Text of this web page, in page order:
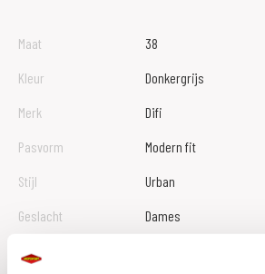
Maat
38
Kleur
Donkergrijs
Merk
Difi
Pasvorm
Modern fit
Stijl
Urban
Geslacht
Dames
Membraan